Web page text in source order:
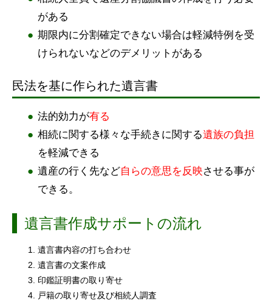
がある
期限内に分割確定できない場合は軽減特例を受
けられないなどのデメリットがある
民法を基に作られた遺言書
法的効力が有る
相続に関する様々な手続きに関する遺族の負担
を軽減できる
遺産の行く先など自らの意思を反映させる事が
できる。
遺言書作成サポートの流れ
遺言書内容の打ち合わせ
遺言書の文案作成
印鑑証明書の取り寄せ
戸籍の取り寄せ及び相続人調査